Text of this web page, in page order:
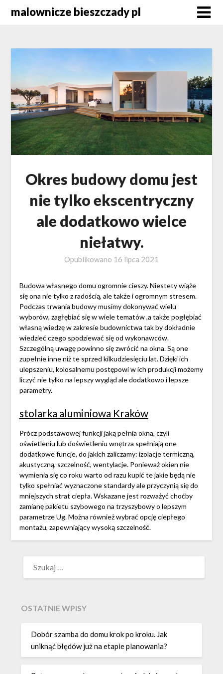
malownicze bieszczady pl
Okres budowy domu jest
nie tylko ekscentryczny
ale dodatkowo wielce
niełatwy.
Opublikowano 16 lipca 2021
Budowa własnego domu ogromnie cieszy. Niestety wiąże
się ona nie tylko z radością, ale także i ogromnym stresem.
Podczas trwania budowy musimy dokonywać wielu
wyborów, zagłębiać się w wiele tematów ,a także pogłębiać
własną wiedzę w zakresie budownictwa tak by dokładnie
wiedzieć czego spodziewać się od wykonawców.
Szczególną uwagę powinno się zwrócić na okna. Są one
zupełnie inne niż te sprzed kilkudziesięciu lat. Dzięki ich
ulepszeniu, kolosalnemu postępowi w ich produkcji możemy
liczyć nie tylko na lepszy wygląd ale dodatkowo i lepsze
parametry.
stolarka aluminiowa Kraków
Prócz podstawowej funkcji jaką pełnia okna, czyli
oświetleniu lub doświetleniu wnętrza spełniają one
dodatkowe funcje, do jakich zaliczamy: izolacje termiczną,
akustyczną, szczelność, wentylacje. Ponieważ okien nie
wymienia się co roku warto od razu kupić te jakie będą nie
tylko spełniać wyznaczone standardy ale przyczynią się do
mniejszych strat ciepła. Wskazane jest rozważyć choćby
zamianę pakietu szybowego na trzyszybowy o lepszym
parametrze Ug. Można również wybrać opcję ciepłego
montażu, zapewniający wysoką szczelność.
OSTATNIE WPISY
Dobór szamba do domu krok po kroku. Jak
uniknąć błędów już na etapie planowania?